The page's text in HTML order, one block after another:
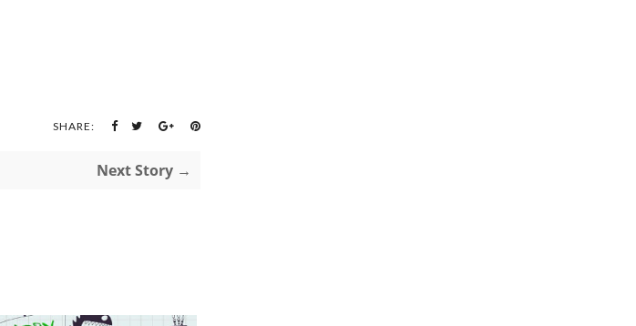
SHARE:
Next Story →